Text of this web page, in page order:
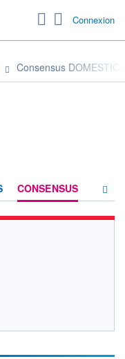
Connexion
Consensus DOMESTIC
CONSENSUS